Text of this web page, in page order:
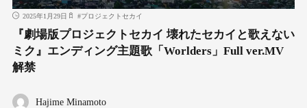
2025年1月29日 #プロジェクトセカイ
『劇場版プロジェクトセカイ 壊れたセカイと歌えない
ミク』エンディング主題歌「Worlders」Full ver.MV
解禁
Hajime Minamoto